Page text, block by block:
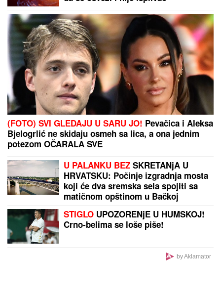
STRAVIČNA NESREĆA KOD JASENOVIKA!Strahuje
se da IMA POVREĐENIH, sve vrvi od policije i Hitne
pomoći (FOTO, VIDEO)